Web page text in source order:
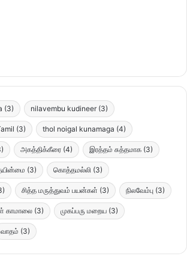
(3) nilavembu kudineer (3)
(3) thol noigal kunamaga (4)
அகத்திக்கீரை (4) இரத்தம் சுத்தமாக (3)
(3) கொத்தமல்லி (3)
சித்த மருத்துவம் பயன்கள் (3) நிலவேம்பு (3)
காமாலை (3) முகப்பரு மறைய (3)
வாதம் (3)